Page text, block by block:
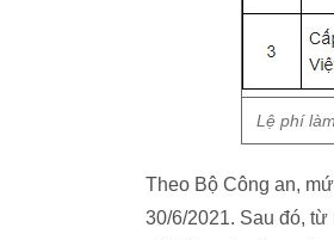
Lệ phí
Theo Bộ Công an,
30/6/2021. Sau đó,